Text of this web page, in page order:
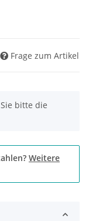
Frage zum Artikel
bitte die
Weitere